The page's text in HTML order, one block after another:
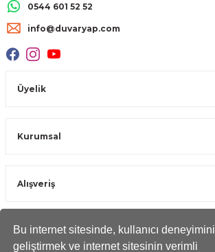
Bu internet sitesinde, kullanıcı deneyimini
geliştirmek ve internet sitesinin verimli
0544 601 52 52
info@duvaryap.com
Üyelik
Kurumsal
Alışveriş
Öne Çıkan Kategoriler